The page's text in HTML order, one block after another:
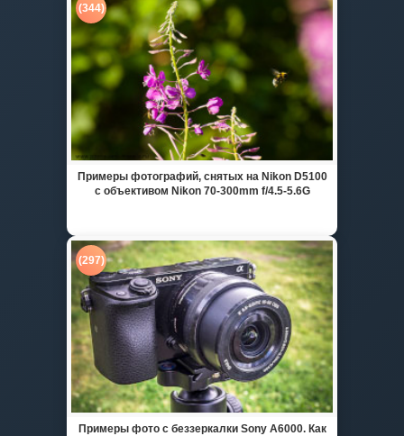
(344)
Примеры фотографий, снятых на Nikon D5100
с объективом Nikon 70-300mm f/4.5-5.6G
(297)
Примеры фото с беззеркалки Sony A6000. Как